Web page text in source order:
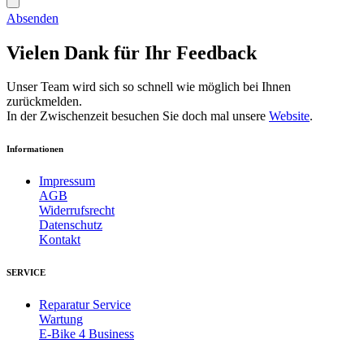
Absenden
Vielen Dank für Ihr Feedback
Unser Team wird sich so schnell wie möglich bei Ihnen
zurückmelden.
In der Zwischenzeit besuchen Sie doch mal unsere Website.
Informationen
Impressum
AGB
Widerrufsrecht
Datenschutz
Kontakt
SERVICE
Reparatur Service
Wartung
E-Bike 4 Business